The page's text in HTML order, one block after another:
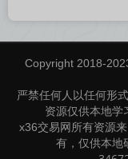
Copyright 2018-
严禁任何人以任何形
资源仅供本地学
x36交易网所有资源
有，仅供本地